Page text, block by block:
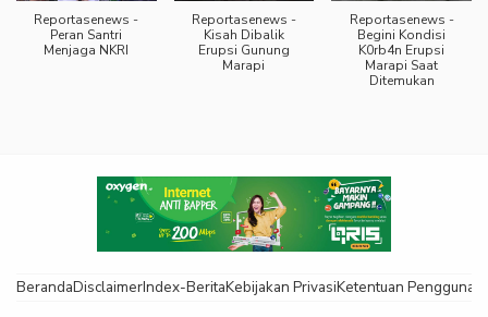
Reportasenews -
Peran Santri
Menjaga NKRI
Reportasenews -
Kisah Dibalik
Erupsi Gunung
Marapi
Reportasenews -
Begini Kondisi
K0rb4n Erupsi
Marapi Saat
Ditemukan
BerandaDisclaimerIndex-BeritaKebijakan PrivasiKetentuan Pengguna